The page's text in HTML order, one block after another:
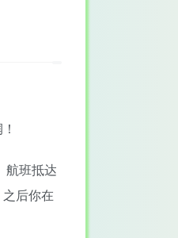
航班抵达
后你在